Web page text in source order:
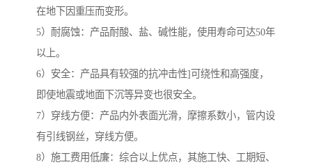
在地下因重压而变形。
5）耐腐蚀：产品耐酸、盐、碱性能，使用寿命可达50年
以上。
6）安全：产品具有较强的抗冲击性]可绕性和高强度，
即使地震或地面下沉等异变也很安全。
7）穿线方便：产品内外表面光滑，摩擦系数小，管内设
有引线钢丝，穿线方便。
8）施工费用低廉：综合以上优点，其施工快、工期短、